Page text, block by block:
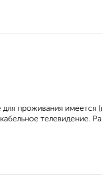
проживания имеется
телевидение.